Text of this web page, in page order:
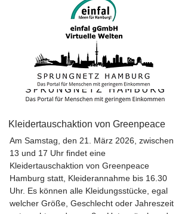
Kleidertauschaktion von Greenpeace
Am Samstag, den 21. März 2026, zwischen
13 und 17 Uhr findet eine
Kleidertauschaktion von Greenpeace
Hamburg statt, Kleiderannahme bis 16.30
Uhr. Es können alle Kleidungsstücke, egal
welcher Größe, Geschlecht oder Jahreszeit